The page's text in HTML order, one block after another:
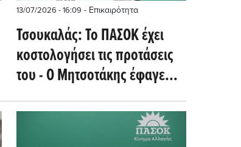
13/07/2026 - 16:09 - Επικαιρότητα
Τσουκαλάς: Το ΠΑΣΟΚ έχει
κοστολογήσει τις προτάσεις
του - Ο Μητσοτάκης έφαγε
τρία γκολ στην Άγκυρα